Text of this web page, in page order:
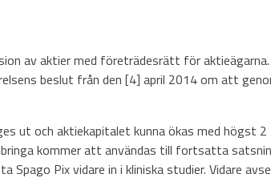
av aktier med företrädesrätt för aktieägarna.
beslut från den [4] april 2014 om att
ut och aktiekapitalet kunna ökas med högst
kommer att användas till fortsatta
Spago Pix vidare in i kliniska studier. Vidare